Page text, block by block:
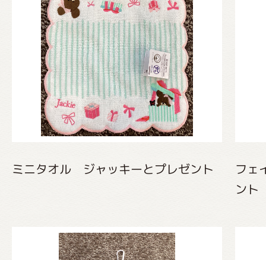
ミニタオル ジャッキーとプレゼント
フェ
ント
くまのがっこう しょくいんしつ
くまのがっこう 家庭科部